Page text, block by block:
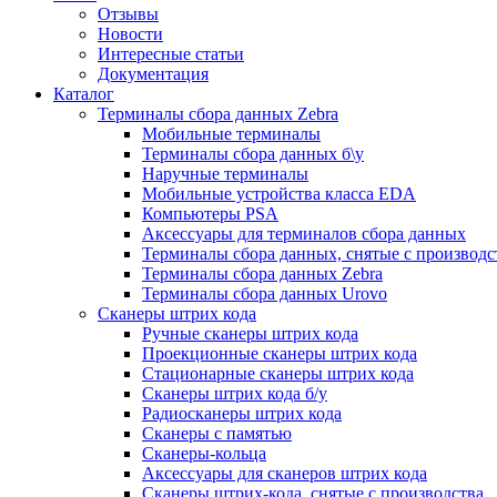
Отзывы
Новости
Интересные статьи
Документация
Каталог
Терминалы сбора данных Zebra
Мобильные терминалы
Терминалы сбора данных б\у
Наручные терминалы
Мобильные устройства класса EDA
Компьютеры PSA
Аксессуары для терминалов сбора данных
Терминалы сбора данных, снятые с
Терминалы сбора данных Zebra
Терминалы сбора данных Urovo
Сканеры штрих кода
Ручные сканеры штрих кода
Проекционные сканеры штрих кода
Стационарные сканеры штрих кода
Сканеры штрих кода б/у
Радиосканеры штрих кода
Сканеры с памятью
Сканеры-кольца
Аксессуары для сканеров штрих кода
Сканеры штрих-кода, снятые с производства